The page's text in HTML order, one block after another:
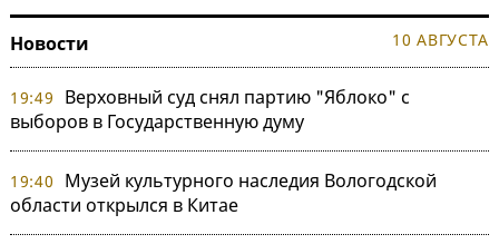
Новости 10 АВГУСТА
19:49
Верховный суд снял партию "Яблоко" с
выборов в Государственную думу
19:40
Музей культурного наследия Вологодской
области открылся в Китае